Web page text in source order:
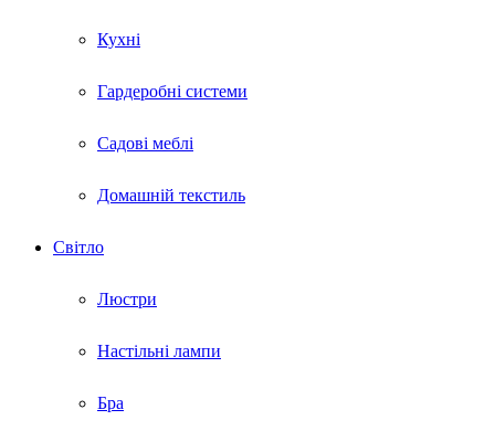
Кухні
Гардеробні системи
Садові меблі
Домашній текстиль
Світло
Люстри
Настільні лампи
Бра